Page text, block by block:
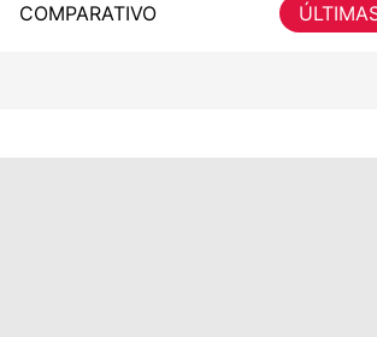
COMPARATIVO